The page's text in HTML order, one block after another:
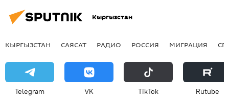
Кыргызстан
КЫРГЫЗСТАН САЯСАТ РАДИО РОССИЯ МИГРАЦИЯ
Telegram VK ТikТоk Rutube